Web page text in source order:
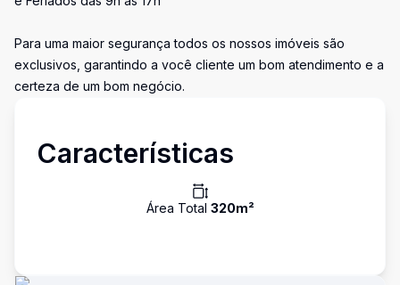
Para uma maior segurança todos os nossos imóveis são
exclusivos, garantindo a você cliente um bom atendimento e a
certeza de um bom negócio.
Características
Área Total 320m²